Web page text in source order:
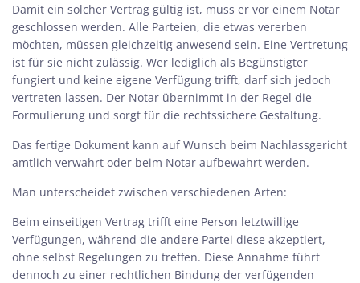
Damit ein solcher Vertrag gültig ist, muss er vor einem Notar
geschlossen werden. Alle Parteien, die etwas vererben
möchten, müssen gleichzeitig anwesend sein. Eine Vertretung
ist für sie nicht zulässig. Wer lediglich als Begünstigter
fungiert und keine eigene Verfügung trifft, darf sich jedoch
vertreten lassen. Der Notar übernimmt in der Regel die
Formulierung und sorgt für die rechtssichere Gestaltung.
Das fertige Dokument kann auf Wunsch beim Nachlassgericht
amtlich verwahrt oder beim Notar aufbewahrt werden.
Man unterscheidet zwischen verschiedenen Arten:
Beim einseitigen Vertrag trifft eine Person letztwillige
Verfügungen, während die andere Partei diese akzeptiert,
ohne selbst Regelungen zu treffen. Diese Annahme führt
dennoch zu einer rechtlichen Bindung der verfügenden